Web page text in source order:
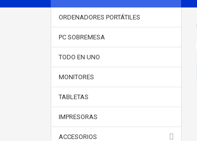
ORDENADORES PORTÁTILES
PC SOBREMESA
TODO EN UNO
MONITORES
TABLETAS
IMPRESORAS
ACCESORIOS